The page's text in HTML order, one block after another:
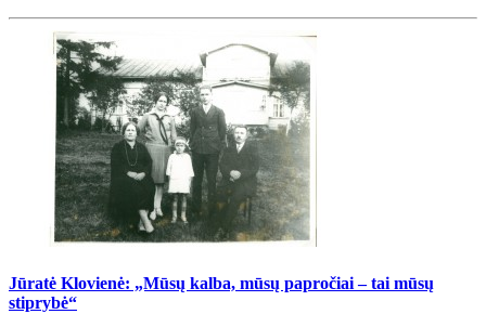
Jūratė Klovienė: „Mūsų kalba, mūsų papročiai – tai mūsų
stiprybė“